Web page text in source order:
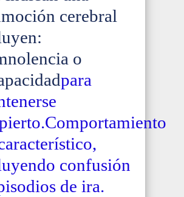
cerebral
o
para
confusión
de ira.